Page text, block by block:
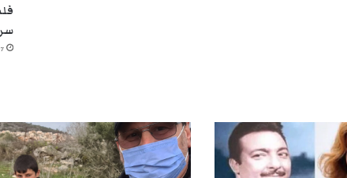
7 أكتوبر، 2025